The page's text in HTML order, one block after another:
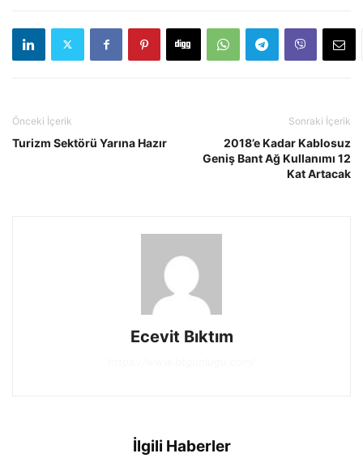
Önceki İçerik
Turizm Sektörü Yarına Hazır
Sonraki İçerik
2018’e Kadar Kablosuz
Geniş Bant Ağ Kullanımı 12
Kat Artacak
Ecevit Bıktım
İlgili Haberler